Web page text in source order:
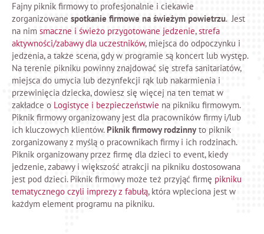
Fajny piknik firmowy to profesjonalnie i ciekawie
zorganizowane spotkanie firmowe na świeżym powietrzu. Jest
na nim smaczne i świeżo przygotowane jedzenie,strefa
aktywności/zabawy dla uczestników, miejsca do odpoczynku i
jedzenia, a także scena, gdy w programie są koncert lub występ.
Na terenie pikniku powinny znajdować się strefa sanitariatów,
miejsca do umycia lub dezynfekcji rąk lub nakarmienia i
przewinięcia dziecka, dowiesz się więcej na ten temat w
zakładce o Logistyce i bezpieczeństwie na pikniku firmowym.
Piknik firmowy organizowany jest dla pracowników firmy i/lub
ich kluczowych klientów. Piknik firmowy rodzinny to piknik
zorganizowany z myślą o pracownikach firmy i ich rodzinach.
Piknik organizowany przez firmę dla dzieci to event, kiedy
jedzenie, zabawy i większość atrakcji na pikniku dostosowana
jest pod dzieci. Piknik firmowy może też przyjąć firmę pikniku
tematycznego czyli imprezy z fabułą, która wpleciona jest w
każdym element programu na pikniku.